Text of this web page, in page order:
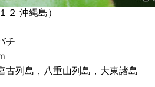
２ 沖縄島）
チ
古列島，八重山列島，大東諸島